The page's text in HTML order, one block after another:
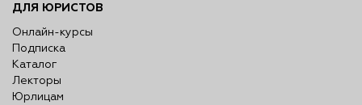
ДЛЯ ЮРИСТОВ
Онлайн-курсы
Подписка
Каталог
Лекторы
Юрлицам